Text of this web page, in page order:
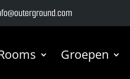
Groepen